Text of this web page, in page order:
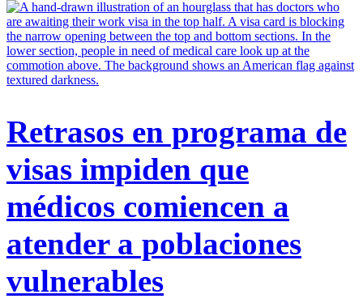
Retrasos en programa de
visas impiden que
médicos comiencen a
atender a poblaciones
vulnerables